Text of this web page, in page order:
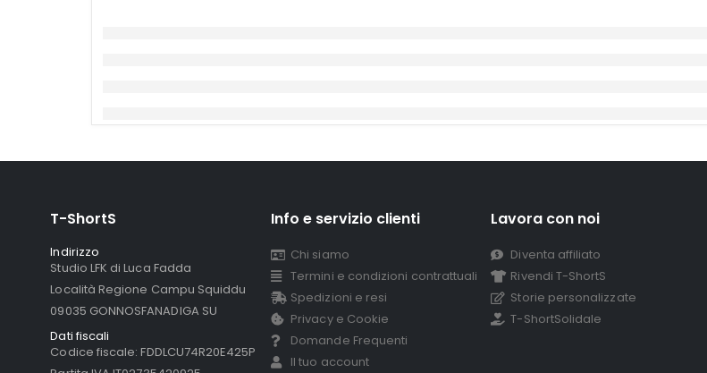
T-ShortS
Indirizzo
Studio LFK di Luca Fadda
Località Regione Campu Squiddu
09035 GONNOSFANADIGA SU
Dati fiscali
Codice fiscale: FDDLCU74R20E425P
Info e servizio clienti
Chi siamo
Termini e condizioni contrattuali
Spedizioni e resi
Privacy e Cookie
Domande Frequenti
Il tuo account
Lavora con noi
Diventa affiliato
Rivendi T-ShortS
Storie personalizzate
T-ShortSolidale